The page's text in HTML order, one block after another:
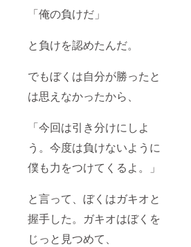
「俺の負けだ」
と負けを認めたんだ。
でもぼくは自分が勝ったと
は思えなかったから、
「今回は引き分けにしよ
う。今度は負けないように
僕も力をつけてくるよ。」
と言って、ぼくはガキオと
握手した。ガキオはぼくを
じっと見つめて、